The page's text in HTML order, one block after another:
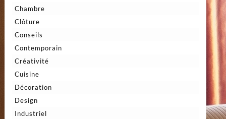
Chambre
Clôture
Conseils
Contemporain
Créativité
Cuisine
Décoration
Design
Industriel